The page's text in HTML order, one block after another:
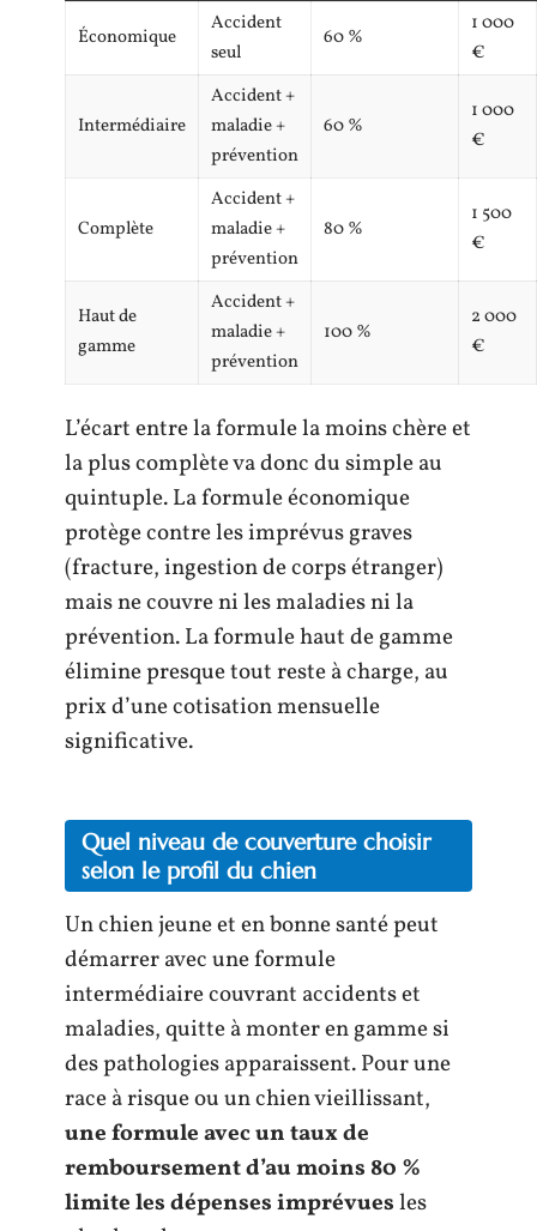
Économique
Accident
seul
60 %
1 000
€
Intermédiaire
Accident +
maladie +
prévention
60 %
1 000
€
Complète
Accident +
maladie +
prévention
80 %
1 500
€
Haut de
gamme
Accident +
maladie +
prévention
100 %
2 000
€
L’écart entre la formule la moins chère et
la plus complète va donc du simple au
quintuple. La formule économique
protège contre les imprévus graves
(fracture, ingestion de corps étranger)
mais ne couvre ni les maladies ni la
prévention. La formule haut de gamme
élimine presque tout reste à charge, au
prix d’une cotisation mensuelle
significative.
Quel niveau de couverture choisir
selon le profil du chien
Un chien jeune et en bonne santé peut
démarrer avec une formule
intermédiaire couvrant accidents et
maladies, quitte à monter en gamme si
des pathologies apparaissent. Pour une
race à risque ou un chien vieillissant,
une formule avec un taux de
remboursement d’au moins 80 %
limite les dépenses imprévuesles